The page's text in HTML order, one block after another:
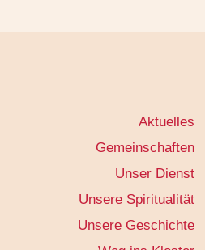
Aktuelles
Gemeinschaften
Unser Dienst
Unsere Spiritualität
Unsere Geschichte